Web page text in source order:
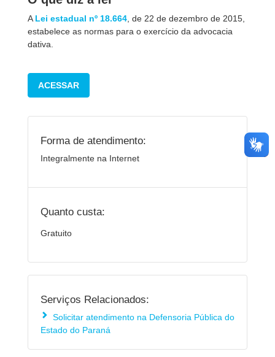
A Lei estadual nº 18.664 , de 22 de dezembro de 2015,
estabelece as normas para o exercício da advocacia
dativa.
ACESSAR
Forma de atendimento:
Integralmente na Internet
Quanto custa:
Gratuito
Serviços Relacionados:
Solicitar atendimento na Defensoria Pública do
Estado do Paraná